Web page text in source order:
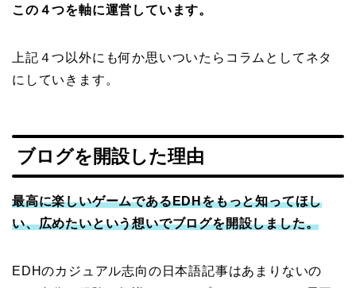
この４つを軸に運営しています。
上記４つ以外にも何か思いついたらコラムとしてネタ
にしていきます。
ブログを開設した理由
最高に楽しいゲームであるEDHをもっと知ってほし
い、広めたいという想いでブログを開設しました。
EDHのカジュアル志向の日本語記事はあまりないの